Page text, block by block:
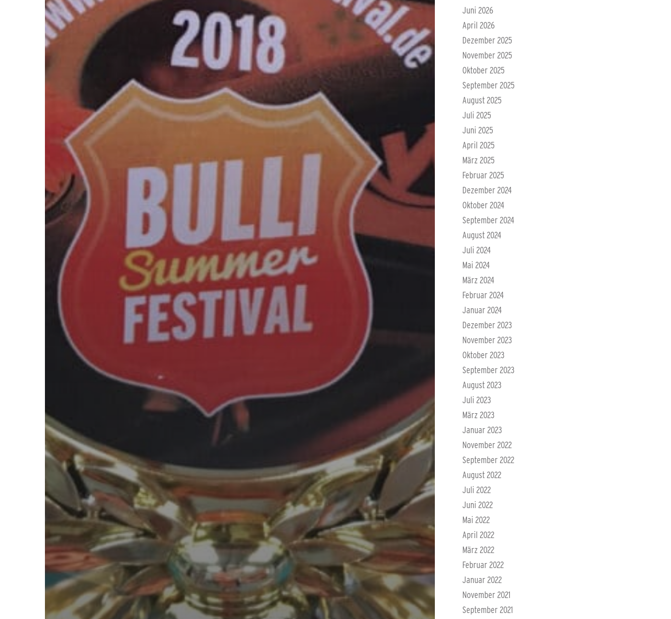
Juni 2026
April 2026
Dezember 2025
November 2025
Oktober 2025
September 2025
August 2025
Juli 2025
Juni 2025
April 2025
März 2025
Februar 2025
Dezember 2024
Oktober 2024
September 2024
August 2024
Juli 2024
Mai 2024
März 2024
Februar 2024
Januar 2024
Dezember 2023
November 2023
Oktober 2023
September 2023
August 2023
Juli 2023
März 2023
Januar 2023
November 2022
September 2022
August 2022
Juli 2022
Juni 2022
Mai 2022
April 2022
März 2022
Februar 2022
Januar 2022
November 2021
September 2021